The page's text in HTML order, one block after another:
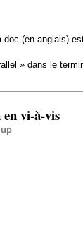
doc (en anglais)
» dans le
vi-à-vis